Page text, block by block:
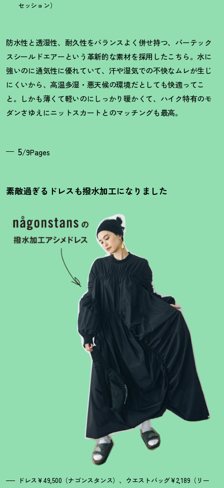
セッション）
防水性と透湿性、耐久性をバランスよく併せ持つ、パーテック
スシールドエアーという革新的な素材を採用したこちら。水に
強いのに通気性に優れていて、汗や湿気での不快なムレが生じ
にくいから、高温多湿・悪天候の環境だとしても快適ってこ
と。しかも薄くて軽いのにしっかり暖かくて、ハイク特有のモ
ダンさゆえにニットスカートとのマッチングも最高。
5/9Pages
素敵過ぎるドレスも撥水加工になりました
ドレス¥49,500（ナゴンスタンス）、ウエストバッグ¥2,189（リー